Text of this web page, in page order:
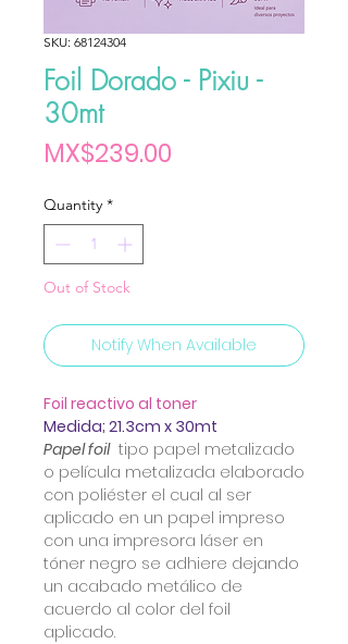
SKU: 68124304
Foil Dorado - Pixiu -
30mt
MX$239.00
Quantity *
Out of Stock
Notify When Available
Foil reactivo al toner
Medida; 21.3cm x 30mt
Papel foil tipo papel metalizado
o película metalizada elaborado
con poliéster el cual al ser
aplicado en un papel impreso
con una impresora láser en
tóner negro se adhiere dejando
un acabado metálico de
acuerdo al color del foil
aplicado.